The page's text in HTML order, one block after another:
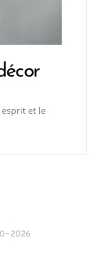
et le